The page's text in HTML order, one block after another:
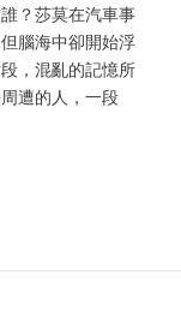
？莎莫在汽車事
腦海中卻開始浮
，混亂的記憶所
遭的人，一段